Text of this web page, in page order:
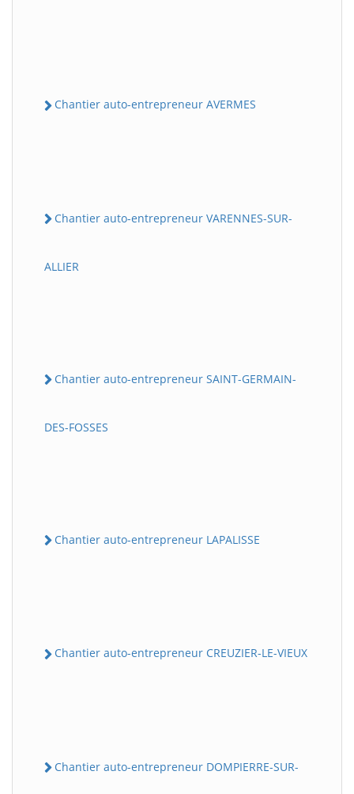
Chantier auto-entrepreneur AVERMES
Chantier auto-entrepreneur VARENNES-SUR-
ALLIER
Chantier auto-entrepreneur SAINT-GERMAIN-
DES-FOSSES
Chantier auto-entrepreneur LAPALISSE
Chantier auto-entrepreneur CREUZIER-LE-VIEUX
Chantier auto-entrepreneur DOMPIERRE-SUR-